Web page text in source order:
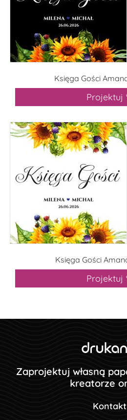
Księga Gości
Projektuj
Księga Gości
Projektuj
Zaprojektuj własną
kreatorze
Kontakt